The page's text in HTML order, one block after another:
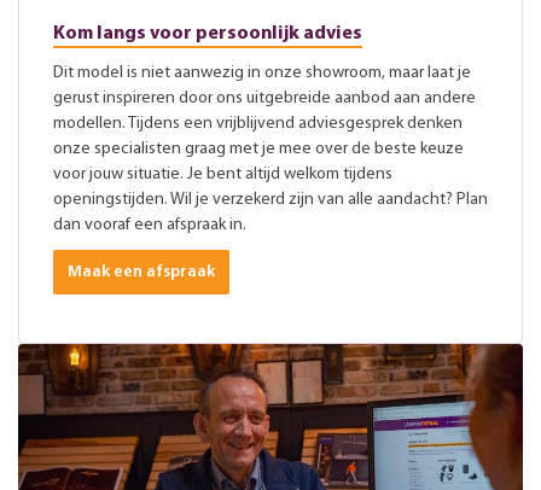
Kom langs voor persoonlijk advies
Dit model is niet aanwezig in onze showroom, maar laat je
gerust inspireren door ons uitgebreide aanbod aan andere
modellen. Tijdens een vrijblijvend adviesgesprek denken
onze specialisten graag met je mee over de beste keuze
voor jouw situatie. Je bent altijd welkom tijdens
openingstijden. Wil je verzekerd zijn van alle aandacht? Plan
dan vooraf een afspraak in.
Maak een afspraak